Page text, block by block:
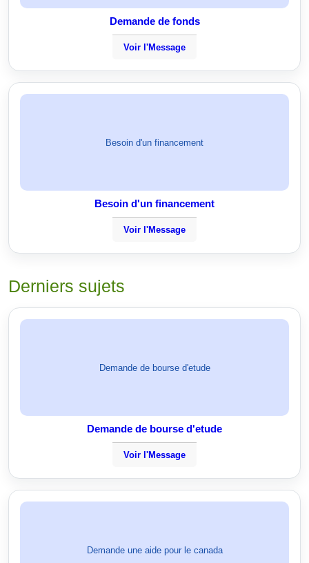
Demande de fonds
Voir l'Message
Besoin d'un financement
Besoin d'un financement
Voir l'Message
Derniers sujets
Demande de bourse d'etude
Demande de bourse d'etude
Voir l'Message
Demande une aide pour le canada